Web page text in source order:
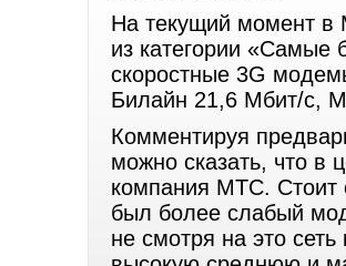
На текущий момент в
из категории
скоростные 3G
Билайн 21,6 Мбит/с,
Комментируя
можно сказать, что в
компания МТС. Стоит
был более слабый
не смотря на это